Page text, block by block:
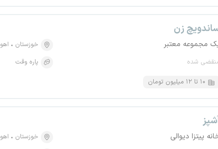
زن
مجموعه معتبر
شده
خوزستان
پاره وقت
۱۰ تا ۱۲ میلیون تومان
پیتزا دیوالی خوزستان